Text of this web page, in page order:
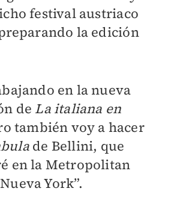
festival austriaco
la edición
en la nueva
de La italiana en
también voy a hacer
de Bellini, que
en la Metropolitan
York”.